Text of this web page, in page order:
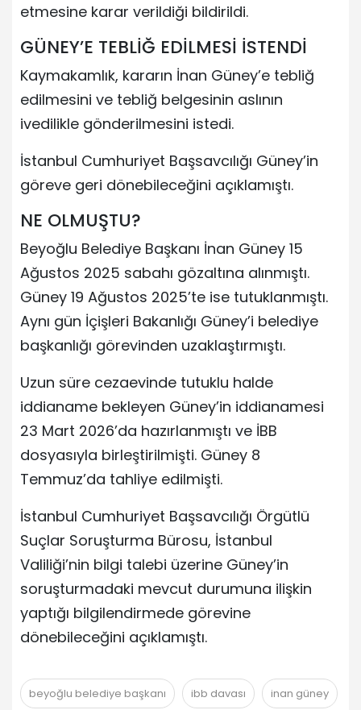
etmesine karar verildiği bildirildi.
GÜNEY’E TEBLİĞ EDİLMESİ İSTENDİ
Kaymakamlık, kararın İnan Güney’e tebliğ
edilmesini ve tebliğ belgesinin aslının
ivedilikle gönderilmesini istedi.
İstanbul Cumhuriyet Başsavcılığı Güney’in
göreve geri dönebileceğini açıklamıştı.
NE OLMUŞTU?
Beyoğlu Belediye Başkanı İnan Güney 15
Ağustos 2025 sabahı gözaltına alınmıştı.
Güney 19 Ağustos 2025’te ise tutuklanmıştı.
Aynı gün İçişleri Bakanlığı Güney’i belediye
başkanlığı görevinden uzaklaştırmıştı.
Uzun süre cezaevinde tutuklu halde
iddianame bekleyen Güney’in iddianamesi
23 Mart 2026’da hazırlanmıştı ve İBB
dosyasıyla birleştirilmişti. Güney 8
Temmuz’da tahliye edilmişti.
İstanbul Cumhuriyet Başsavcılığı Örgütlü
Suçlar Soruşturma Bürosu, İstanbul
Valiliği’nin bilgi talebi üzerine Güney’in
soruşturmadaki mevcut durumuna ilişkin
yaptığı bilgilendirmede görevine
dönebileceğini açıklamıştı.
beyoğlu belediye başkanı ibb davası inan güney